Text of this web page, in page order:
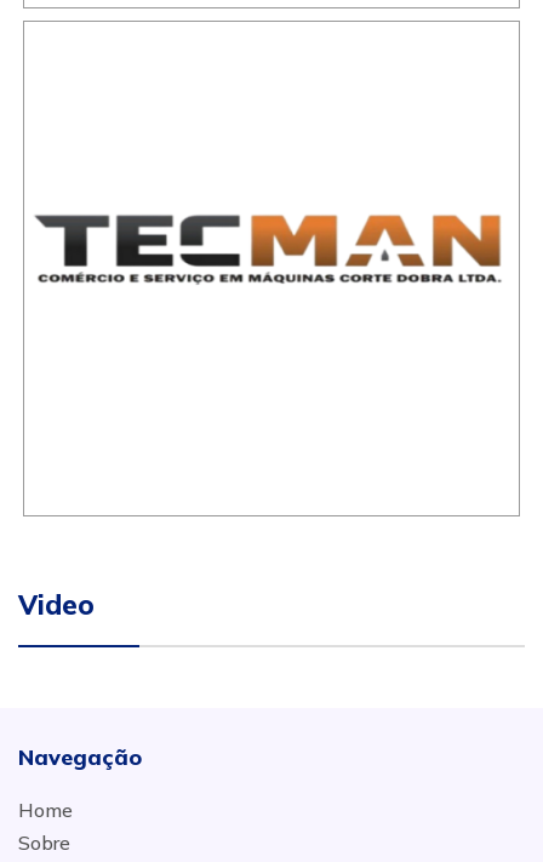
Video
Navegação
Home
Sobre